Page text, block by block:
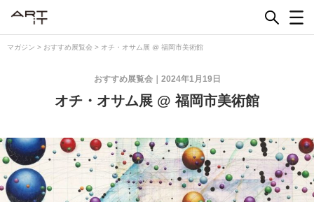
マガジン > おすすめ展覧会 > オチ・オサム展 @ 福岡市美術館
2024年1月19日
おすすめ展覧会
オチ・オサム展 @ 福岡市美術館